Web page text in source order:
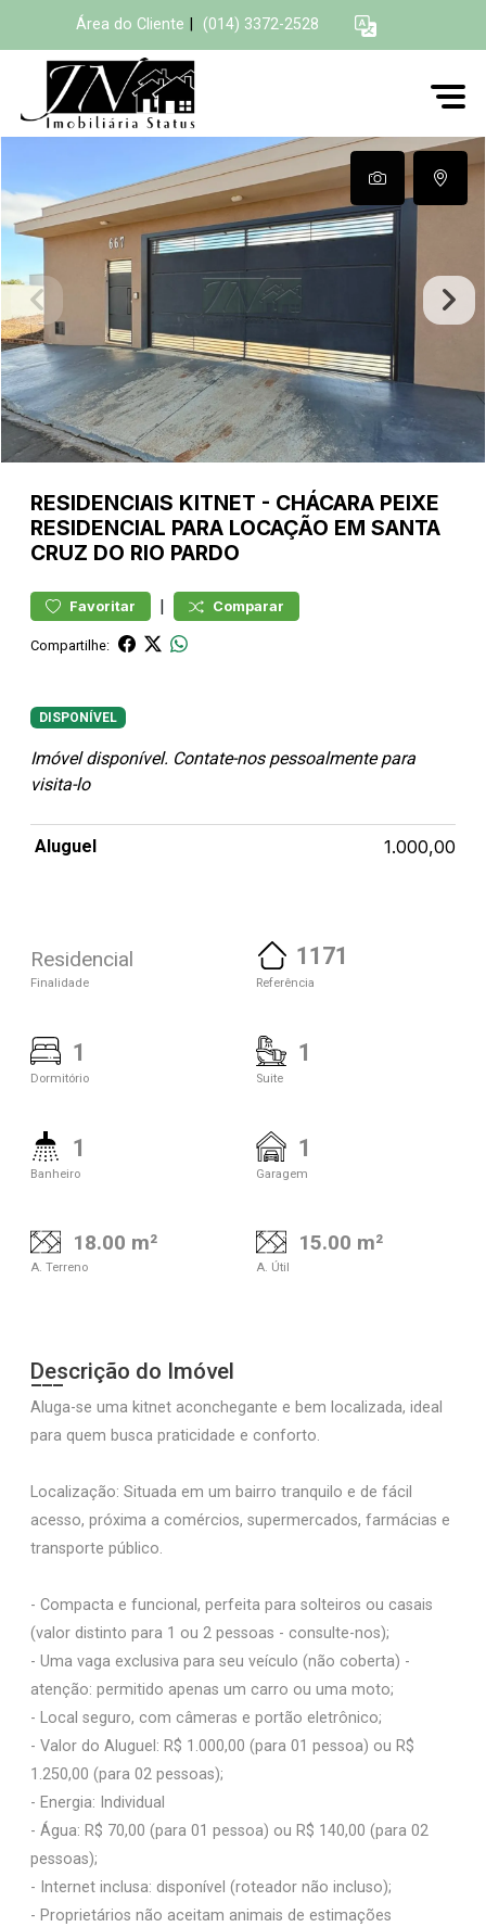
Área do Cliente (014) 3372-2528
RESIDENCIAIS KITNET - CHÁCARA PEIXE
RESIDENCIAL PARA LOCAÇÃO EM SANTA
CRUZ DO RIO PARDO
Favoritar | Comparar
Compartilhe:
DISPONÍVEL
Imóvel disponível. Contate-nos pessoalmente para
visita-lo
Aluguel 1.000,00
Residencial
Finalidade
1171
Referência
1
Dormitório
1
Suite
1
Banheiro
1
Garagem
18.00 m²
A. Terreno
15.00 m²
A. Útil
Descrição do Imóvel
Aluga-se uma kitnet aconchegante e bem localizada, ideal
para quem busca praticidade e conforto.
Localização: Situada em um bairro tranquilo e de fácil
acesso, próxima a comércios, supermercados, farmácias e
transporte público.
- Compacta e funcional, perfeita para solteiros ou casais
(valor distinto para 1 ou 2 pessoas - consulte-nos);
- Uma vaga exclusiva para seu veículo (não coberta) -
atenção: permitido apenas um carro ou uma moto;
- Local seguro, com câmeras e portão eletrônico;
- Valor do Aluguel: R$ 1.000,00 (para 01 pessoa) ou R$
1.250,00 (para 02 pessoas);
- Energia: Individual
- Água: R$ 70,00 (para 01 pessoa) ou R$ 140,00 (para 02
pessoas);
- Internet inclusa: disponível (roteador não incluso);
- Proprietários não aceitam animais de estimações